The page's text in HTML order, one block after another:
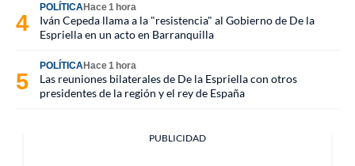
POLÍTICAHace 1 hora
Iván Cepeda llama a la "resistencia" al Gobierno de De la
Espriella en un acto en Barranquilla
POLÍTICAHace 1 hora
Las reuniones bilaterales de De la Espriella con otros
presidentes de la región y el rey de España
PUBLICIDAD